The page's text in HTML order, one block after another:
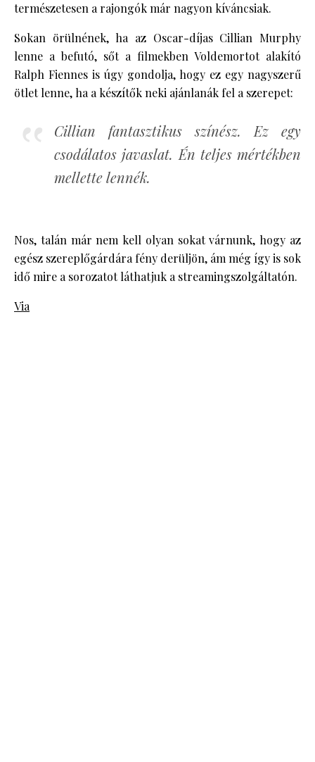
természetesen a rajongók már nagyon kíváncsiak.
Sokan örülnének, ha az Oscar-díjas Cillian Murphy
lenne a befutó, sőt a filmekben Voldemortot alakító
Ralph Fiennes is úgy gondolja, hogy ez egy nagyszerű
ötlet lenne, ha a készítők neki ajánlanák fel a szerepet:
Cillian fantasztikus színész. Ez egy
csodálatos javaslat. Én teljes mértékben
mellette lennék.
Nos, talán már nem kell olyan sokat várnunk, hogy az
egész szereplőgárdára fény derüljön, ám még így is sok
idő mire a sorozatot láthatjuk a streamingszolgáltatón.
Via